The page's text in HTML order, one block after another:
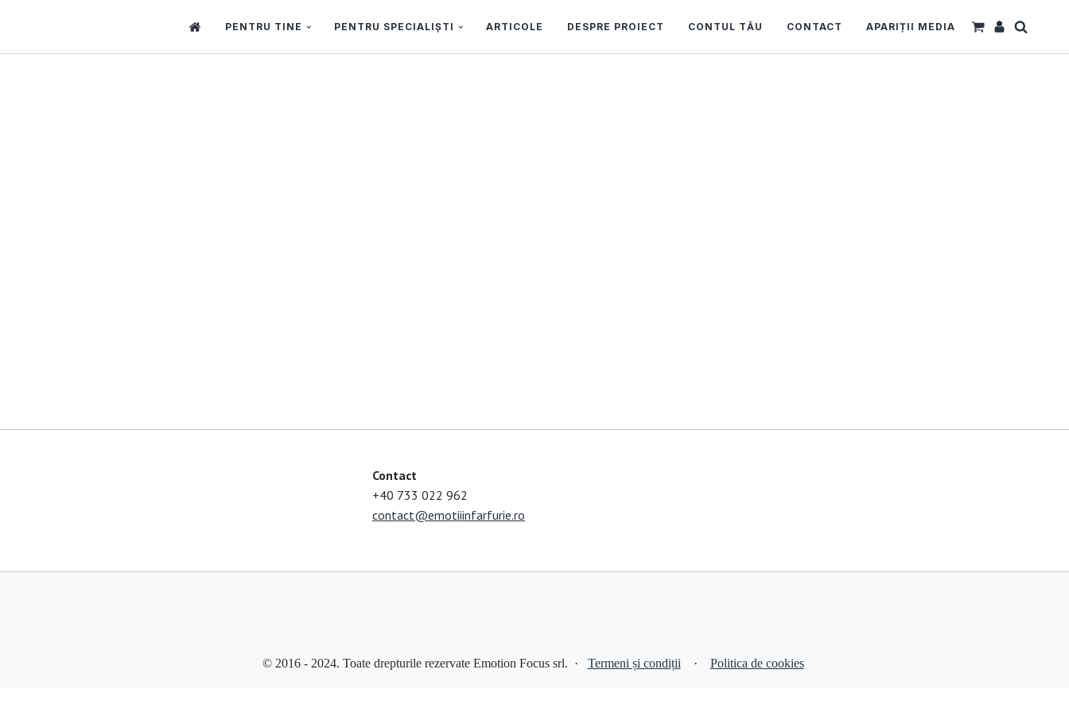
PENTRU TINE PENTRU SPECIALIȘTI ARTICOLE DESPRE PROIECT CONTUL TĂU CONTACT APARIȚII MEDIA
Contact
+40 733 022 962
contact@emotiiinfarfurie.ro
© 2016 - 2024. Toate drepturile rezervate Emotion Focus srl. · Termeni și condiții · Politica de cookies